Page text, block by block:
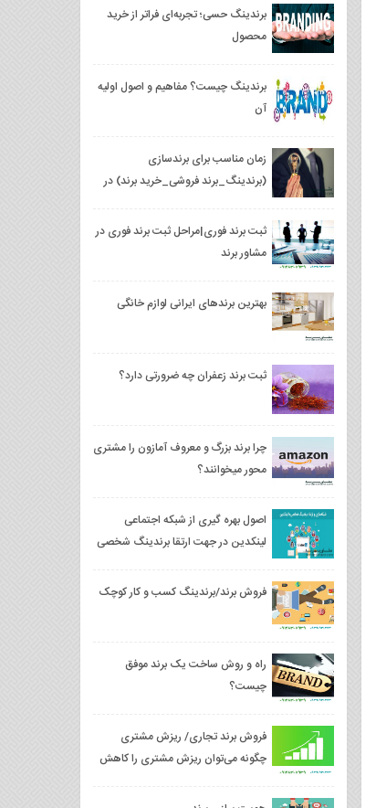
برندینگ حسی؛ تجربه‌ای فراتر از خرید
محصول
برندینگ چیست؟ مفاهیم و اصول اولیه
آن
زمان مناسب برای برندسازی
(برندینگ_برند فروشی_خرید برند) در
ثبت برند فوری|مراحل ثبت برند فوری در
مشاور برند
بهترین برندهای ایرانی لوازم خانگی
ثبت برند زعفران چه ضرورتی دارد؟
چرا برند بزرگ و معروف آمازون را مشتری
محور میخوانند؟
اصول بهره گیری از شبکه اجتماعی
لینکدین در جهت ارتقا برندینگ شخصی
فروش برند/برندینگ کسب و کار کوچک
راه و روش ساخت یک برند موفق
چیست؟
فروش برند تجاری/ ریزش مشتری
چگونه می‌توان ریزش مشتری را کاهش